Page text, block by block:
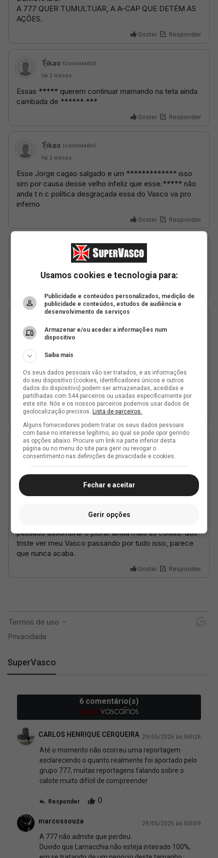
SuperVasco
Usamos cookies e tecnologia para:
Publicidade e conteúdos personalizados, medição de
publicidade e conteúdos, estudos de audiência e
desenvolvimento de serviços
Armazenar e/ou aceder a informações num
dispositivo
Saiba mais
Os seus dados pessoais vão ser tratados, e as informações
do seu dispositivo (cookies, identificadores únicos e outros
dados do dispositivo) podem ser armazenadas, acedidas e
partilhadas com 544 parceiros ou usadas especificamente por
este site. Nós e os nossos parceiros podemos usar dados de
geolocalização precisos. Lista de parceiros.
Alguns fornecedores podem tratar os seus dados pessoais
com base no interesse legítimo, ao qual se pode opor gerindo
as opções abaixo. Procure um link na parte inferior desta
página ou no menu do site para gerir ou revogar o
consentimento nas definições de privacidade e cookies.
Fechar e aceitar
Gerir opções